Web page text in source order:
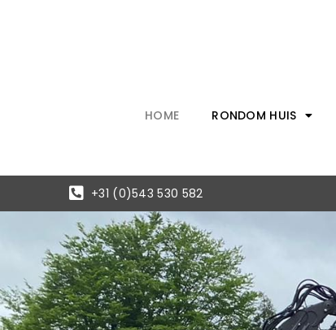
HOME RONDOM HUIS
+31 (0)543 530 582